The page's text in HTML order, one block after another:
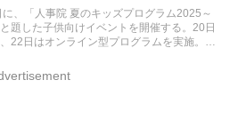
、「人事院 夏のキッズプログラム2025～
題した子供向けイベントを開催する。20日
22日はオンライン型プログラムを実施。事